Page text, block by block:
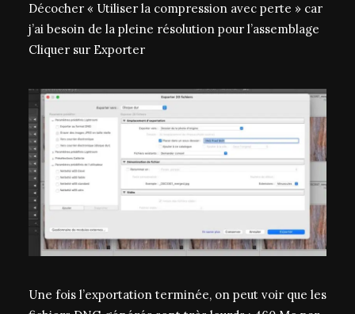
Décocher « Utiliser la compression avec perte » car
j’ai besoin de la pleine résolution pour l’assemblage
Cliquer sur Exporter
Une fois l’exportation terminée, on peut voir que les